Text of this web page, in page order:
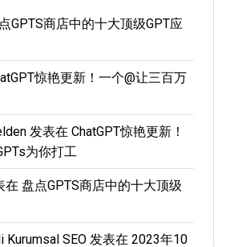
GPTS商店中的十大顶级GPT应
惊艳更新！一个@让三百万
发表在 ChatGPT惊艳更新！
为你打工
在 盘点GPTS商店中的十大顶级
Kurumsal SEO 发表在 2023年10